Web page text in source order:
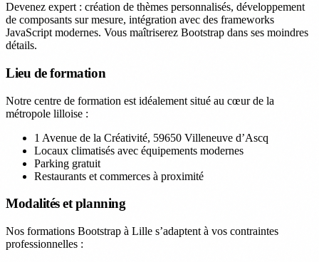
Devenez expert : création de thèmes personnalisés, développement
de composants sur mesure, intégration avec des frameworks
JavaScript modernes. Vous maîtriserez Bootstrap dans ses moindres
détails.
Lieu de formation
Notre centre de formation est idéalement situé au cœur de la
métropole lilloise :
1 Avenue de la Créativité, 59650 Villeneuve d’Ascq
Locaux climatisés avec équipements modernes
Parking gratuit
Restaurants et commerces à proximité
Modalités et planning
Nos formations Bootstrap à Lille s’adaptent à vos contraintes
professionnelles :